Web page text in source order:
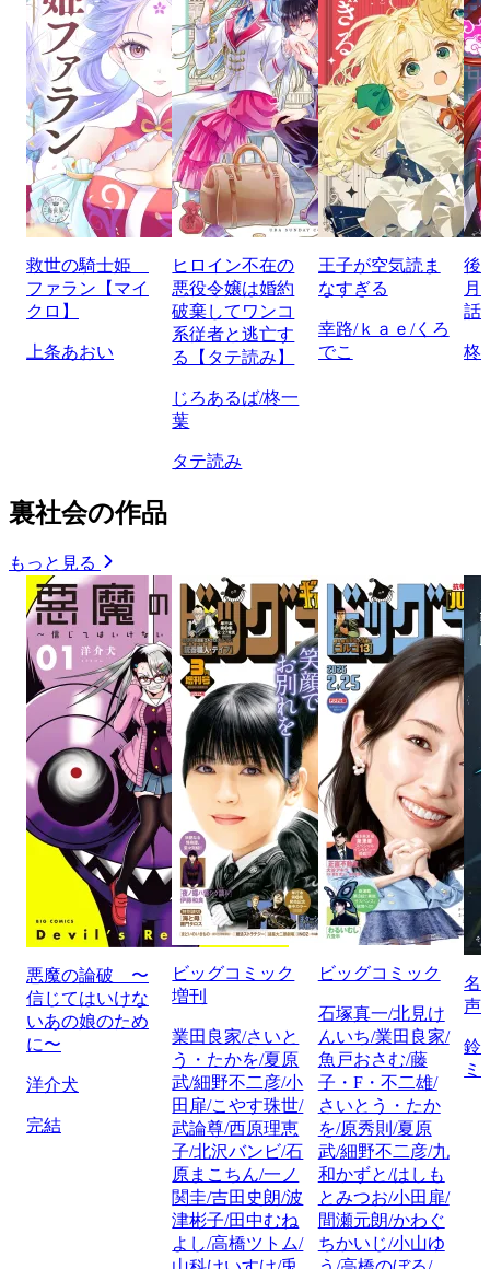
救世の騎士姫
ファラン【マイ
クロ】
上条あおい
ヒロイン不在の
悪役令嬢は婚約
破棄してワンコ
系従者と逃亡す
る【タテ読み】
じろあるば/柊一
葉
タテ読み
王子が空気読ま
なすぎる
幸路/ｋａｅ/くろ
でこ
後
月
話
柊
裏社会の作品
もっと見る
悪魔の論破 〜
信じてはいけな
いあの娘のため
に〜
洋介犬
完結
ビッグコミック
増刊
業田良家/さいと
う・たかを/夏原
武/細野不二彦/小
田扉/こやす珠世/
武論尊/西原理恵
子/北沢バンビ/石
原まこちん/一ノ
関圭/吉田史朗/波
津彬子/田中むね
よし/高橋ツトム/
ビッグコミック
石塚真一/北見け
んいち/業田良家/
魚戸おさむ/藤
子・F・不二雄/
さいとう・たか
を/原秀則/夏原
武/細野不二彦/九
和かずと/はしも
とみつお/小田扉/
間瀬元朗/かわぐ
ちかいじ/小山ゆ
名
声
鈴
ミ